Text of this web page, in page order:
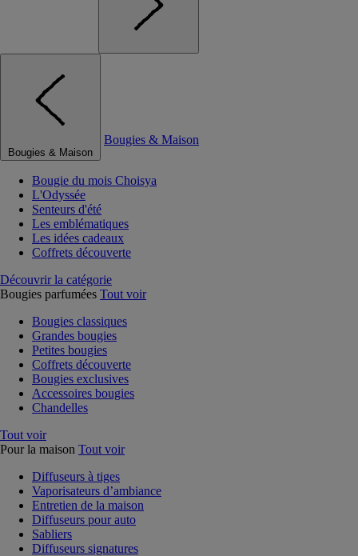
Bougies & Maison
Bougies & Maison
Bougie du mois Choisya
L'Odyssée
Senteurs d'été
Les emblématiques
Les idées cadeaux
Coffrets découverte
Découvrir la catégorie
Bougies parfumées Tout voir
Bougies classiques
Grandes bougies
Petites bougies
Coffrets découverte
Bougies exclusives
Accessoires bougies
Chandelles
Tout voir
Pour la maison Tout voir
Diffuseurs à tiges
Vaporisateurs d’ambiance
Entretien de la maison
Diffuseurs pour auto
Sabliers
Diffuseurs signatures